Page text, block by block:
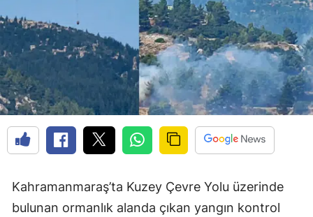
Kahramanmaraş’ta Kuzey Çevre Yolu üzerinde
bulunan ormanlık alanda çıkan yangın kontrol